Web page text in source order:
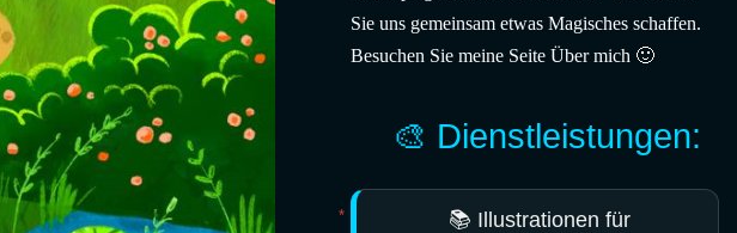
Sie uns gemeinsam etwas Magisches schaffen.
Besuchen Sie meine Seite Über mich 🙂
🎨 Dienstleistungen:
📚 Illustrationen für